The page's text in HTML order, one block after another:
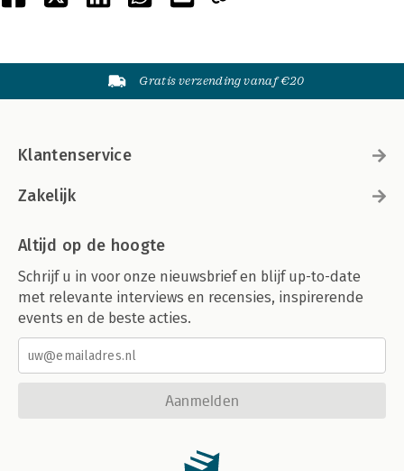
Gratis verzending vanaf €20
Klantenservice
Zakelijk
Altijd op de hoogte
Schrijf u in voor onze nieuwsbrief en blijf up-to-date
met relevante interviews en recensies, inspirerende
events en de beste acties.
Aanmelden